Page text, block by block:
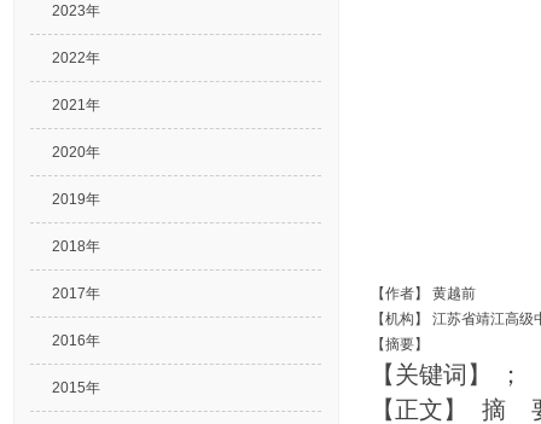
2023年
2022年
2021年
2020年
2019年
2018年
2017年
2016年
2015年
【作者】 黄越前
【机构】 江苏省靖江高级
【摘要】
【关键词】
；
【正文】 摘